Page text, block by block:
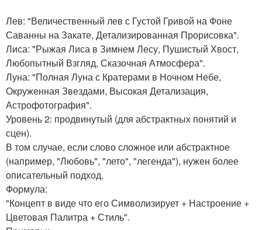
Лев: "Величественный лев с Густой Гривой на Фоне
Саванны на Закате, Детализированная Прорисовка".
Лиса: "Рыжая Лиса в Зимнем Лесу, Пушистый Хвост,
Любопытный Взгляд, Сказочная Атмосфера".
Луна: "Полная Луна с Кратерами в Ночном Небе,
Окруженная Звездами, Высокая Детализация,
Астрофотография".
Уровень 2: продвинутый (для абстрактных понятий и
сцен).
В том случае, если слово сложное или абстрактное
(например, "Любовь", "лето", "легенда"), нужен более
описательный подход.
Формула:
"Концепт в виде что его Символизирует + Настроение +
Цветовая Палитра + Стиль".